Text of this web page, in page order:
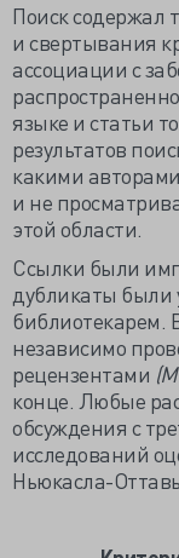
Поиск содержал
и свертывания
ассоциации с
языке и статьи
результатов
какими
и не
этой области.
Ссылки были
дубликаты
библиотекарем.
независимо
рецензентами
конце. Любые
обсуждения с
исследований
Ньюкасла-